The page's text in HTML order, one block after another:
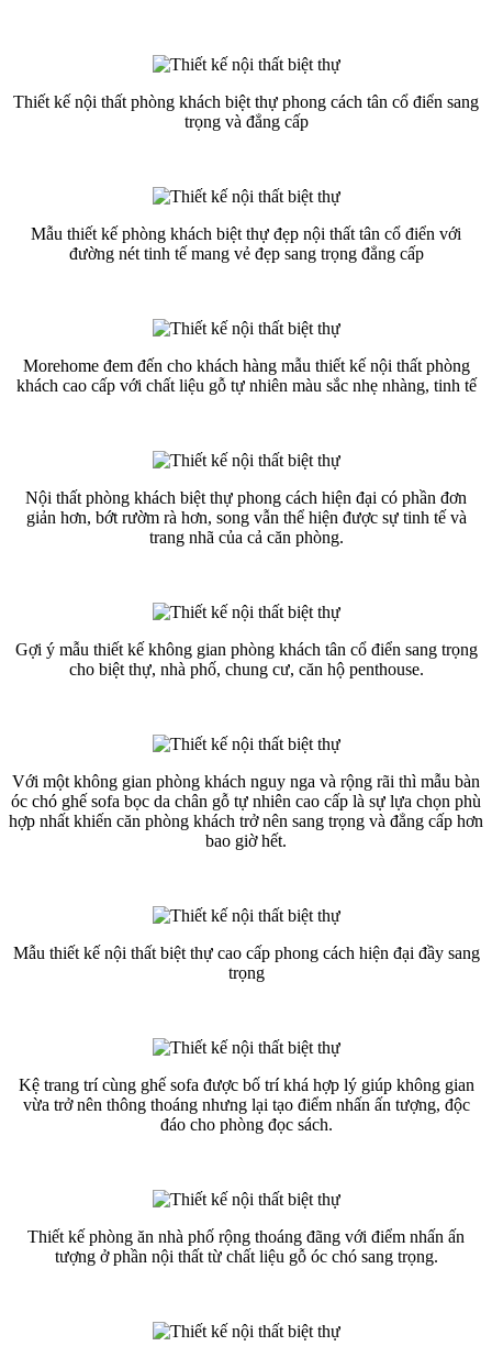
Thiết kế nội thất phòng khách biệt thự phong cách tân cổ điển sang
trọng và đẳng cấp
Mẫu thiết kế phòng khách biệt thự đẹp nội thất tân cổ điển với
đường nét tinh tế mang vẻ đẹp sang trọng đẳng cấp
Morehome đem đến cho khách hàng mẫu thiết kế nội thất phòng
khách cao cấp với chất liệu gỗ tự nhiên màu sắc nhẹ nhàng, tinh tế
Nội thất phòng khách biệt thự phong cách hiện đại có phần đơn
giản hơn, bớt rườm rà hơn, song vẫn thể hiện được sự tinh tế và
trang nhã của cả căn phòng.
Gợi ý mẫu thiết kế không gian phòng khách tân cổ điển sang trọng
cho biệt thự, nhà phố, chung cư, căn hộ penthouse.
Với một không gian phòng khách nguy nga và rộng rãi thì mẫu bàn
óc chó ghế sofa bọc da chân gỗ tự nhiên cao cấp là sự lựa chọn phù
hợp nhất khiến căn phòng khách trở nên sang trọng và đẳng cấp hơn
bao giờ hết.
Mẫu thiết kế nội thất biệt thự cao cấp phong cách hiện đại đầy sang
trọng
Kệ trang trí cùng ghế sofa được bố trí khá hợp lý giúp không gian
vừa trở nên thông thoáng nhưng lại tạo điểm nhấn ấn tượng, độc
đáo cho phòng đọc sách.
Thiết kế phòng ăn nhà phố rộng thoáng đãng với điểm nhấn ấn
tượng ở phần nội thất từ chất liệu gỗ óc chó sang trọng.